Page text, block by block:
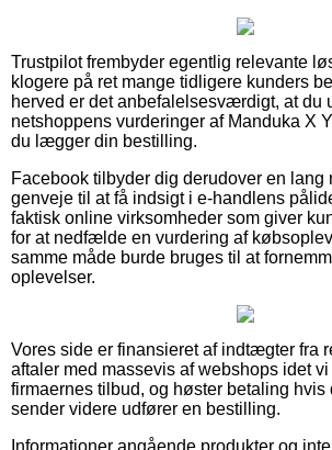
Trustpilot frembyder egentlig relevante
klogere på ret mange tidligere kunders
herved er det anbefalelsesværdigt, at du
netshoppens vurderinger af Manduka X
du lægger din bestilling.
Facebook tilbyder dig derudover en
genveje til at få indsigt i e-handlens
faktisk online virksomheder som giver
for at nedfælde en vurdering af
samme måde burde bruges til at
oplevelser.
Vores side er finansieret af indtægter fra
aftaler med massevis af webshops idet
firmaernes tilbud, og høster betaling hvis
sender videre udfører en bestilling.
Informationer angående produkter og